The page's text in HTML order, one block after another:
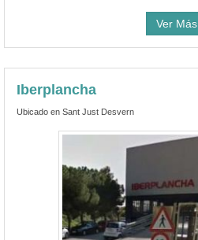
Ver Más
Iberplancha
Ubicado en Sant Just Desvern